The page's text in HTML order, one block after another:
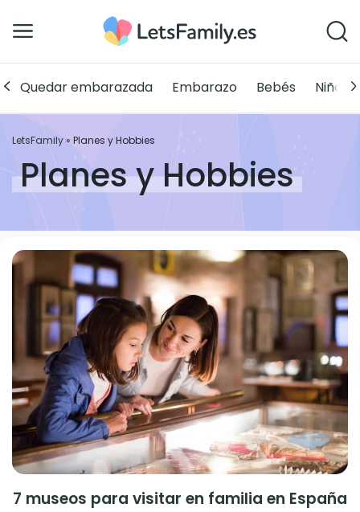
Quedar embarazada Embarazo Bebés Niños
LetsFamily» Planes y Hobbies
Planes y Hobbies
7 museos para visitar en familia en España